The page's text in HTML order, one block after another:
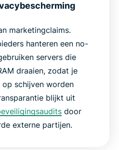
marketingclaims.
hanteren een no-
servers die
draaien, zodat je
schijven worden
blijkt uit
door
externe partijen.